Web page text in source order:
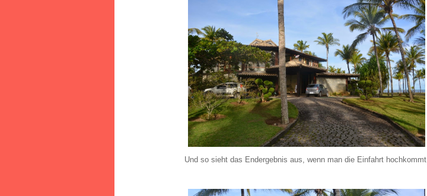
Und so sieht das Endergebnis aus, wenn man die Einfahrt hochkommt.